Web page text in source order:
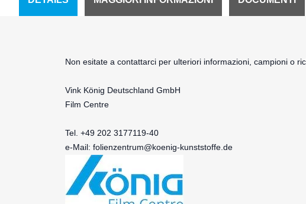
Non esitate a contattarci per ulteriori informazioni, campioni o
Vink König Deutschland GmbH
Film Centre
Tel. +49 202 3177119-40
e-Mail: folienzentrum@koenig-kunststoffe.de